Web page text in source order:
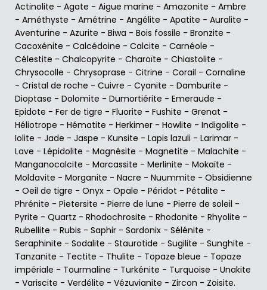
Actinolite - Agate - Aigue marine - Amazonite - Ambre
- Améthyste - Amétrine - Angélite - Apatite - Auralite -
Aventurine - Azurite - Biwa - Bois fossile - Bronzite -
Cacoxénite - Calcédoine - Calcite - Carnéole -
Célestite - Chalcopyrite - Charoïte - Chiastolite -
Chrysocolle - Chrysoprase - Citrine - Corail - Cornaline
- Cristal de roche - Cuivre - Cyanite - Damburite -
Dioptase - Dolomite - Dumortiérite - Emeraude -
Epidote - Fer de tigre - Fluorite - Fushite - Grenat -
Héliotrope - Hématite - Herkimer - Howlite - Indigolite -
Iolite - Jade - Jaspe - Kunsite - Lapis lazuli - Larimar -
Lave - Lépidolite - Magnésite - Magnetite - Malachite -
Manganocalcite - Marcassite - Merlinite - Mokaïte -
Moldavite - Morganite - Nacre - Nuummite - Obsidienne
- Oeil de tigre - Onyx - Opale - Péridot - Pétalite -
Phrénite - Pietersite - Pierre de lune - Pierre de soleil -
Pyrite - Quartz - Rhodochrosite - Rhodonite - Rhyolite -
Rubellite - Rubis - Saphir - Sardonix - Sélénite -
Seraphinite - Sodalite - Staurotide - Sugilite - Sunghite -
Tanzanite - Tectite - Thulite - Topaze bleue - Topaze
impériale - Tourmaline - Turkénite - Turquoise - Unakite
- Variscite - Verdélite - Vézuvianite - Zircon - Zoisite.